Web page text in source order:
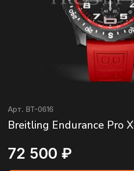
Арт. BT-0616
Breitling Endurance Pro
72 500 ₽